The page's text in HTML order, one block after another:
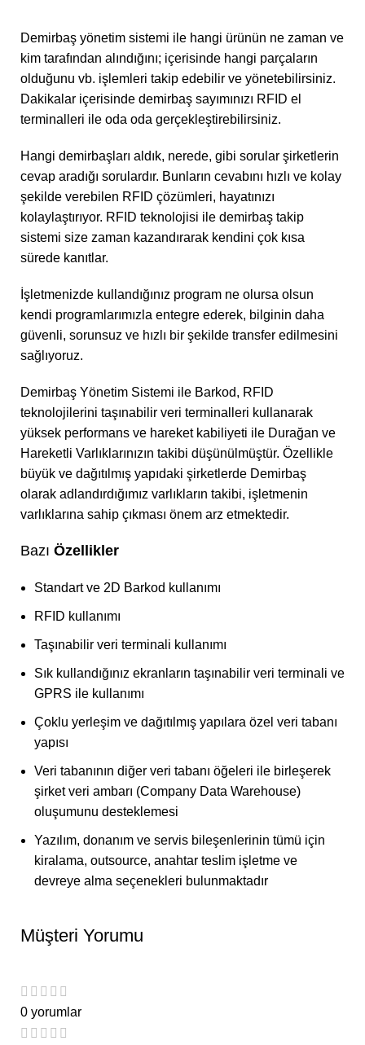
Demirbaş yönetim sistemi ile hangi ürünün ne zaman ve
kim tarafından alındığını; içerisinde hangi parçaların
olduğunu vb. işlemleri takip edebilir ve yönetebilirsiniz.
Dakikalar içerisinde demirbaş sayımınızı RFID el
terminalleri ile oda oda gerçekleştirebilirsiniz.
Hangi demirbaşları aldık, nerede, gibi sorular şirketlerin
cevap aradığı sorulardır. Bunların cevabını hızlı ve kolay
şekilde verebilen RFID çözümleri, hayatınızı
kolaylaştırıyor. RFID teknolojisi ile demirbaş takip
sistemi size zaman kazandırarak kendini çok kısa
sürede kanıtlar.
İşletmenizde kullandığınız program ne olursa olsun
kendi programlarımızla entegre ederek, bilginin daha
güvenli, sorunsuz ve hızlı bir şekilde transfer edilmesini
sağlıyoruz.
Demirbaş Yönetim Sistemi ile Barkod, RFID
teknolojilerini taşınabilir veri terminalleri kullanarak
yüksek performans ve hareket kabiliyeti ile Durağan ve
Hareketli Varlıklarınızın takibi düşünülmüştür. Özellikle
büyük ve dağıtılmış yapıdaki şirketlerde Demirbaş
olarak adlandırdığımız varlıkların takibi, işletmenin
varlıklarına sahip çıkması önem arz etmektedir.
Bazı Özellikler
Standart ve 2D Barkod kullanımı
RFID kullanımı
Taşınabilir veri terminali kullanımı
Sık kullandığınız ekranların taşınabilir veri terminali ve
GPRS ile kullanımı
Çoklu yerleşim ve dağıtılmış yapılara özel veri tabanı
yapısı
Veri tabanının diğer veri tabanı öğeleri ile birleşerek
şirket veri ambarı (Company Data Warehouse)
oluşumunu desteklemesi
Yazılım, donanım ve servis bileşenlerinin tümü için
kiralama, outsource, anahtar teslim işletme ve
devreye alma seçenekleri bulunmaktadır
Müşteri Yorumu
0 yorumlar